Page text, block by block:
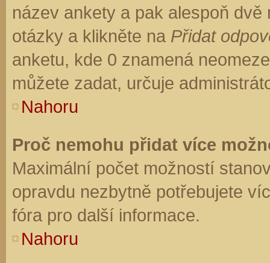
název ankety a pak alespoň
otázky a klikněte na Přidat
anketu, kde 0 znamená
můžete zadat, určuje
Nahoru
Proč nemohu přidat více
Maximální počet možností
opravdu nezbytně potřebujete
fóra pro další informace.
Nahoru